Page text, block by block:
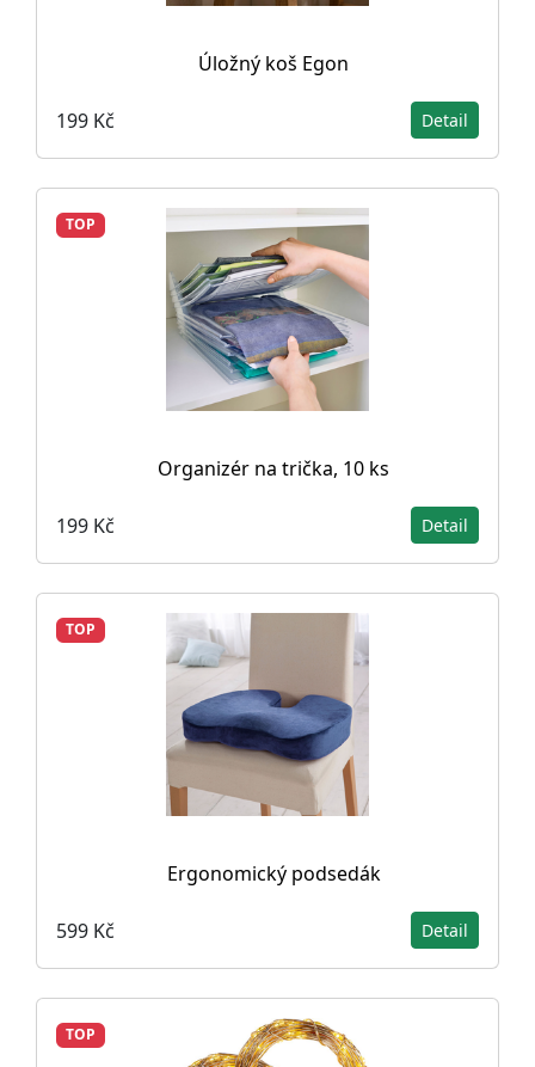
Úložný koš Egon
199 Kč Detail
TOP
Organizér na trička, 10 ks
199 Kč Detail
TOP
Ergonomický podsedák
599 Kč Detail
TOP